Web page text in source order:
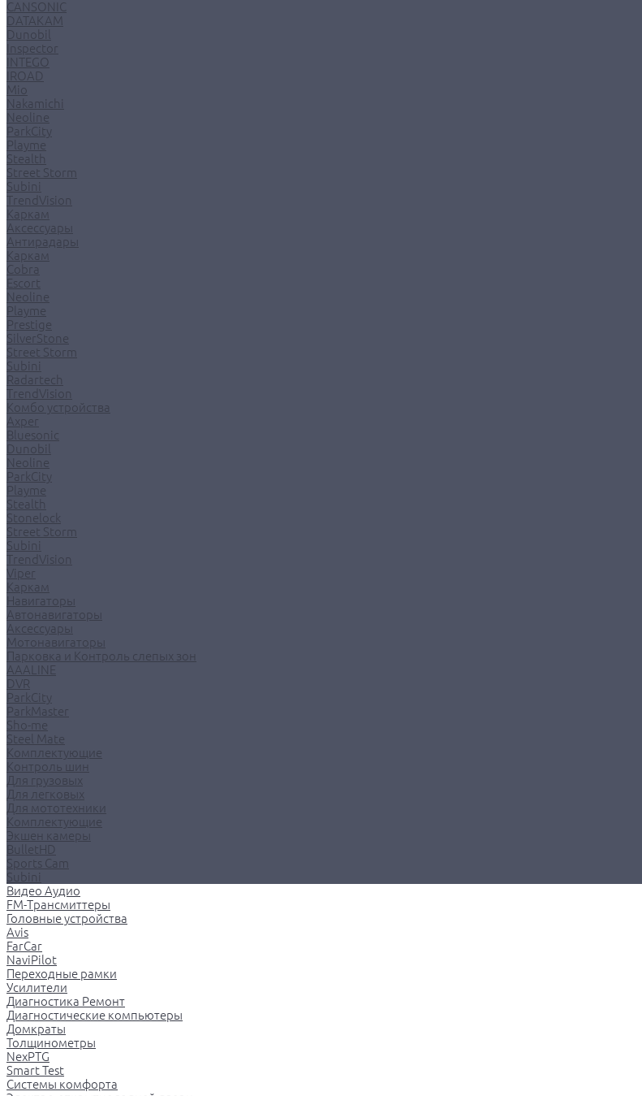
CANSONIC
DATAKAM
Dunobil
Inspector
INTEGO
IROAD
Mio
Nakamichi
Neoline
ParkCity
Playme
Stealth
Street Storm
Subini
TrendVision
Каркам
Аксессуары
Антирадары
Каркам
Cobra
Escort
Neoline
Playme
Prestige
SilverStone
Street Storm
Subini
Radartech
TrendVision
Комбо устройства
Axper
Bluesonic
Dunobil
Neoline
ParkCity
Playme
Stealth
Stonelock
Street Storm
Subini
TrendVision
Viper
Каркам
Навигаторы
Автонавигаторы
Аксессуары
Мотонавигаторы
Парковка и Контроль слепых зон
AAALINE
DVR
ParkCity
ParkMaster
Sho-me
Steel Mate
Комплектующие
Контроль шин
Для грузовых
Для легковых
Для мототехники
Комплектующие
Экшен камеры
BulletHD
Sports Cam
Subini
Видео Аудио
FM-Трансмиттеры
Головные устройства
Avis
FarCar
NaviPilot
Переходные рамки
Усилители
Диагностика Ремонт
Диагностические компьютеры
Домкраты
Толщинометры
NexPTG
Smart Test
Системы комфорта